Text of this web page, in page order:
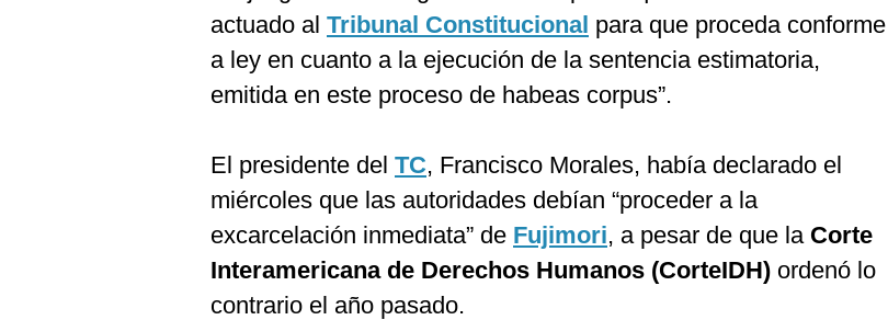
actuado al Tribunal Constitucional para que proceda conforme
a ley en cuanto a la ejecución de la sentencia estimatoria,
emitida en este proceso de habeas corpus”.
El presidente del TC, Francisco Morales, había declarado el
miércoles que las autoridades debían “proceder a la
excarcelación inmediata” de Fujimori, a pesar de que la Corte
Interamericana de Derechos Humanos (CorteIDH) ordenó lo
contrario el año pasado.